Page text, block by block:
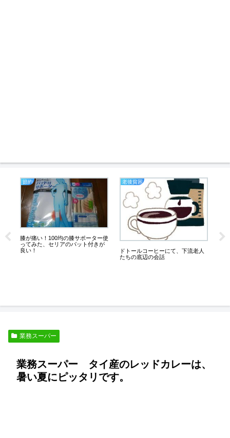
節約
膝が痛い！100均の膝サポーター使
ってみた、セリアのパット付きが
良い！
老後貧困
ドトールコーヒーにて、下流老人
たちの底辺の会話
は
業務スーパー
業務スーパー タイ産のレッドカレーは、
暑い夏にピッタリです。